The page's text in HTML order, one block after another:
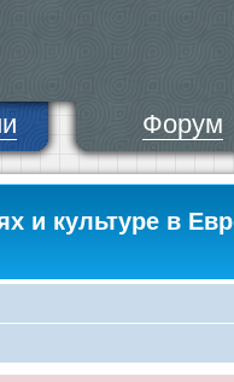
Форум
и культуре в